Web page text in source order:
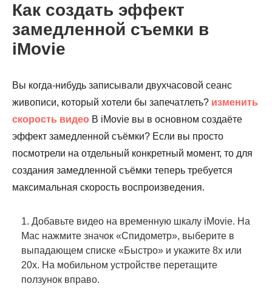
Как создать эффект
замедленной съемки в
iMovie
Вы когда-нибудь записывали двухчасовой сеанс
живописи, который хотели бы запечатлеть? изменить
скорость видео В iMovie вы в основном создаёте
эффект замедленной съёмки? Если вы просто
посмотрели на отдельный конкретный момент, то для
создания замедленной съёмки теперь требуется
максимальная скорость воспроизведения.
1. Добавьте видео на временную шкалу iMovie. На
Mac нажмите значок «Спидометр», выберите в
выпадающем списке «Быстро» и укажите 8x или
20x. На мобильном устройстве перетащите
ползунок вправо.